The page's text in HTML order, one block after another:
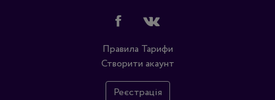
Правила Тарифи
Створити акаунт
Реєстрація